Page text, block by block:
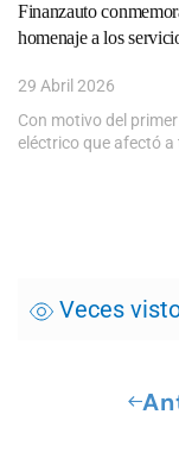
Finanzauto
homenaje a los
29 Abril 2026
Con motivo del
eléctrico que afectó a
Veces